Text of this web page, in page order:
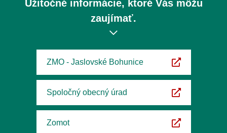
Užitočné informácie, ktoré Vás môžu
zaujímať.
ZMO - Jaslovské Bohunice
Spoločný obecný úrad
Zomot